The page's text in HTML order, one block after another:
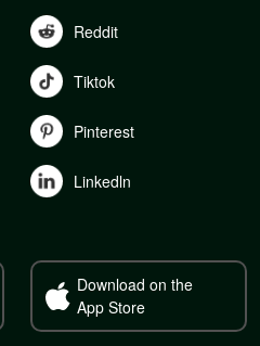
Reddit
Tiktok
Pinterest
Linkedln
Download on the
App Store